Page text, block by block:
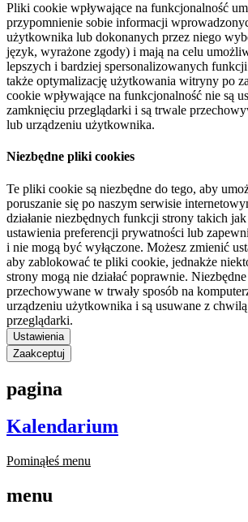
Pliki cookie wpływające na funkcjonalność
przypomnienie sobie informacji
użytkownika lub dokonanych przez niego
język, wyrażone zgody) i mają na celu
lepszych i bardziej spersonalizowanych
także optymalizację użytkowania witryny po
cookie wpływające na funkcjonalność nie są
zamknięciu przeglądarki i są trwale
lub urządzeniu użytkownika.
Niezbędne pliki cookies
Te pliki cookie są niezbędne do tego, aby
poruszanie się po naszym serwisie
działanie niezbędnych funkcji strony takich
ustawienia preferencji prywatności lub
i nie mogą być wyłączone. Możesz zmienić
aby zablokować te pliki cookie, jednakże
strony mogą nie działać poprawnie.
przechowywane w trwały sposób na
urządzeniu użytkownika i są usuwane z
przeglądarki.
Ustawienia
Zaakceptuj
pagina
Kalendarium
Pominąłeś menu
menu